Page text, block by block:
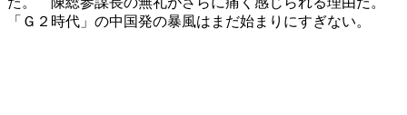
「Ｇ２時代」の中国発の暴風はまだ始まりにすぎない。